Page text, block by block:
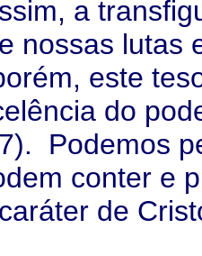
a
nossas lutas
este
do
Podemos
conter e
de